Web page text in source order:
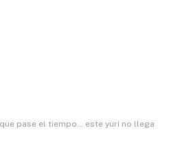
pase el tiempo… este yuri no llega